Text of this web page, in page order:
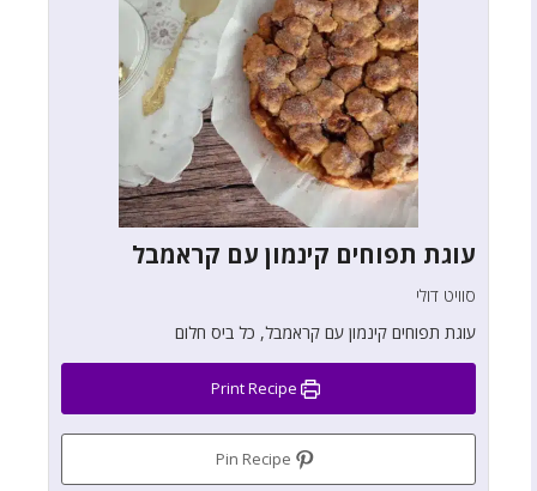
עוגת תפוחים קינמון עם קראמבל
סוויט דולי
עוגת תפוחים קינמון עם קראמבל, כל ביס חלום